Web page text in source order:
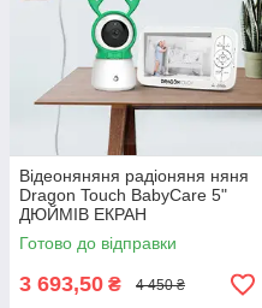
Відеоняняня радіоняня няня
Dragon Touch BabyCare 5"
ДЮЙМІВ ЕКРАН
Готово до відправки
3 693,50 ₴ 4 450 ₴